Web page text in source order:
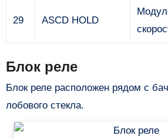
29 ASCD HOLD
Блок реле
Блок реле расположен рядом с
лобового стекла.